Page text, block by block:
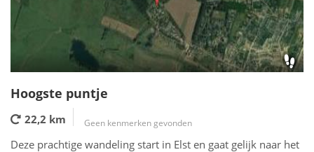
Hoogste puntje
22,2 km Geen kenmerken gevonden
Deze prachtige wandeling start in Elst en gaat gelijk naar het